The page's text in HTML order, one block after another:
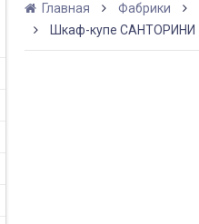
Главная Фабрики
Шкаф-купе САНТОРИНИ